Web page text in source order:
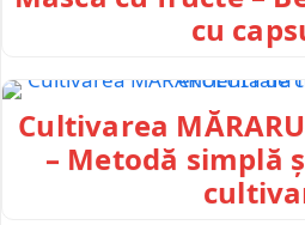
cu
Cultivarea
– Metodă simplă